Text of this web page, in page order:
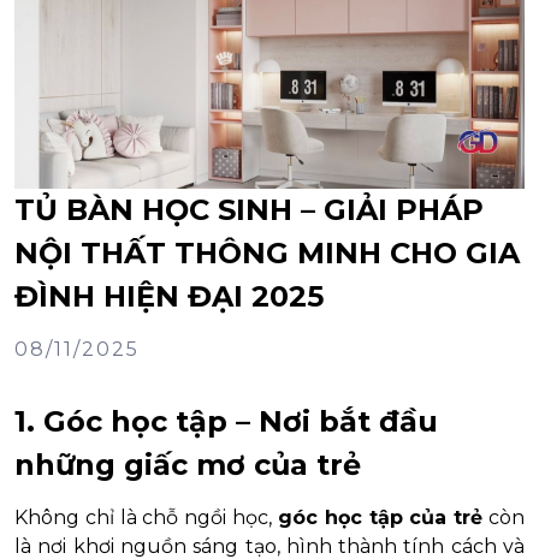
TỦ BÀN HỌC SINH – GIẢI PHÁP
NỘI THẤT THÔNG MINH CHO GIA
ĐÌNH HIỆN ĐẠI 2025
08/11/2025
1. Góc học tập – Nơi bắt đầu
những giấc mơ của trẻ
Không chỉ là chỗ ngồi học, góc học tập của trẻ còn
là nơi khơi nguồn sáng tạo, hình thành tính cách và